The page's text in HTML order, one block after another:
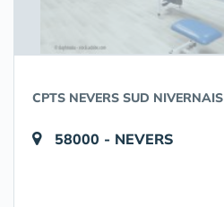
CPTS NEVERS SUD NIVERNAIS
58000 - NEVERS